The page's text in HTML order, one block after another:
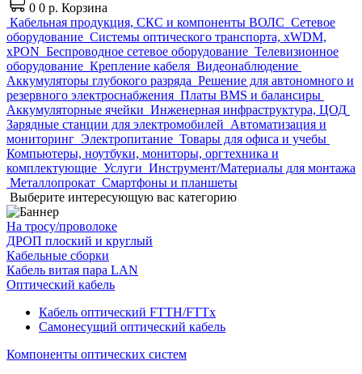
0 0 р. Корзина
Кабельная продукция, СКС и компоненты ВОЛС Сетевое
оборудование Системы оптического транспорта, xWDM,
xPON Беспроводное сетевое оборудование Телевизионное
оборудование Крепление кабеля Видеонаблюдение
Аккумуляторы глубокого разряда Решение для автономного и
резервного электроснабжения Платы BMS и балансиры
Аккумуляторные ячейки Инженерная инфраструктура, ЦОД
Зарядные станции для электромобилей Автоматизация и
мониторинг Электропитание Товары для офиса и учебы
Компьютеры, ноутбуки, мониторы, оргтехника и
комплектующие Услуги Инструмент/Материалы для монтажа
Металлопрокат Смартфоны и планшеты
Выберите интересующую вас категорию
На тросу/проволоке
ДРОП плоский и круглый
Кабельные сборки
Кабель витая пара LAN
Оптический кабель
Кабель оптический FTTH/FTTx
Самонесущий оптический кабель
Компоненты оптических систем